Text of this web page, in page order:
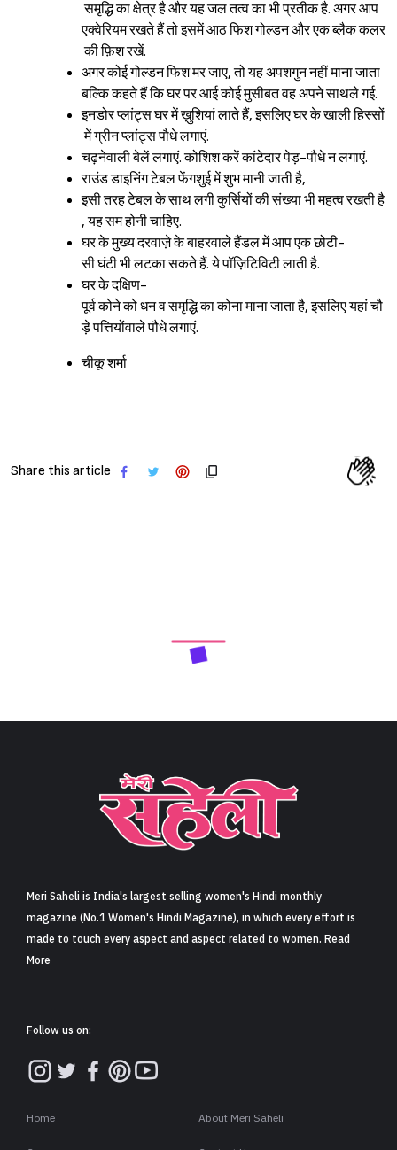
समृद्धि का क्षेत्र है और यह जल तत्व का भी प्रतीक है. अगर आप
एक्वेरियम रखते हैं तो इसमें आठ फिश गोल्डन और एक ब्लैक कलर
की फ़िश रखें.
अगर कोई गोल्डन फिश मर जाए, तो यह अपशगुन नहीं माना जाता
बल्कि कहते हैं कि घर पर आई कोई मुसीबत वह अपने साथले गई.
इनडोर प्लांट्स घर में ख़ुशियां लाते हैं, इसलिए घर के खाली हिस्सों
में ग्रीन प्लांट्स पौधे लगाएं.
चढ़नेवाली बेलें लगाएं. कोशिश करें कांटेदार पेड़-पौधे न लगाएं.
राउंड डाइनिंग टेबल फेंगशुई में शुभ मानी जाती है,
इसी तरह टेबल के साथ लगी कुर्सियों की संख्या भी महत्व रखती है
, यह सम होनी चाहिए.
घर के मुख्य दरवाज़े के बाहरवाले हैंडल में आप एक छोटी-
सी घंटी भी लटका सकते हैं. ये पॉज़िटिविटी लाती है.
घर के दक्षिण-
पूर्व कोने को धन व समृद्धि का कोना माना जाता है, इसलिए यहां चौ
ड़े पत्तियोंवाले पौधे लगाएं.
चीकू शर्मा
Share this article
Meri Saheli is India's largest selling women's Hindi monthly
magazine (No.1 Women's Hindi Magazine), in which every effort is
made to touch every aspect and aspect related to women. Read
More
Follow us on:
Home About Meri Saheli